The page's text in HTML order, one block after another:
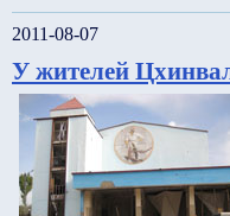
2011-08-07
У жителей